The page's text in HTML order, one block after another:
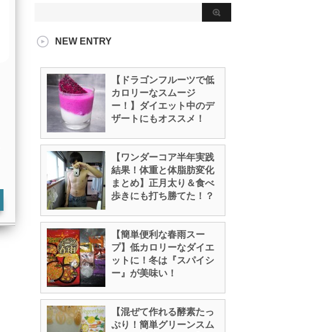
NEW ENTRY
【ドラゴンフルーツで低
カロリーなスムージ
ー！】ダイエット中のデ
ザートにもオススメ！
【ワンダーコア半年実践
結果！体重と体脂肪変化
まとめ】正月太り＆食べ
歩きにも打ち勝てた！？
【簡単便利な春雨スー
プ】低カロリーなダイエ
ットに！冬は『スパイシ
ー』が美味い！
【混ぜて作れる酵素たっ
ぷり！簡単グリーンスム